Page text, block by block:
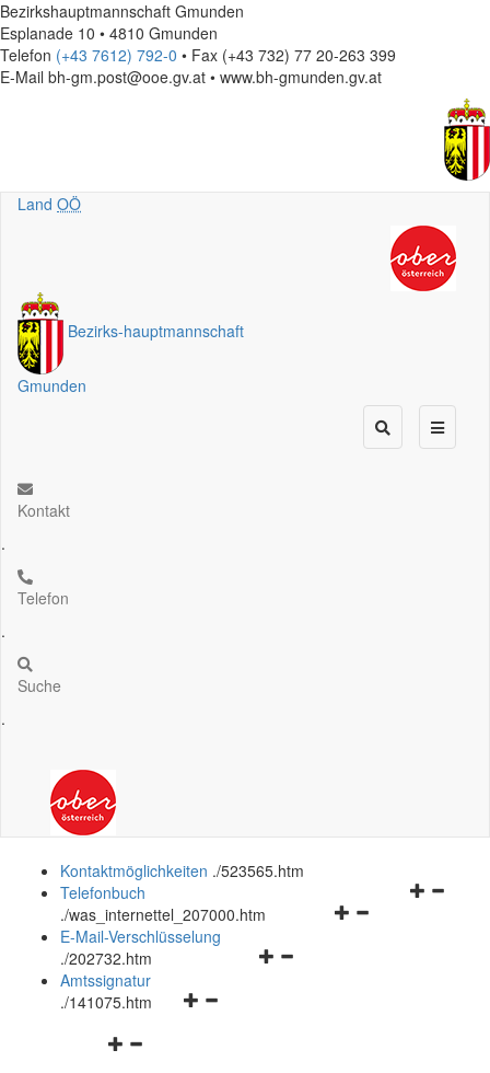
Bezirkshauptmannschaft Gmunden
Esplanade 10 • 4810 Gmunden
Telefon (+43 7612) 792-0 • Fax (+43 732) 77 20-263 399
E-Mail bh-gm.post@ooe.gv.at • www.bh-gmunden.gv.at
Land OÖ
Bezirks-hauptmannschaft
Gmunden
Kontakt
.
Telefon
.
Suche
.
Kontaktmöglichkeiten ./523565.htm
Navigationsmenü
Telefonbuch
./was_internettel_207000.htm
Navigationsmenü
E-Mail-Verschlüsselung
./202732.htm
Navigationsmenü
Amtssignatur
./141075.htm
Navigationsmenü